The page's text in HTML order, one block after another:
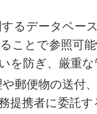
るデータベー
ことで参照可
を防ぎ、厳重
郵便物の送付
提携者に委託